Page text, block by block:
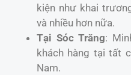
kiện như khai
và nhiều hơn nữa.
Tại Sóc Trăng:
khách hàng tại tất
Nam.